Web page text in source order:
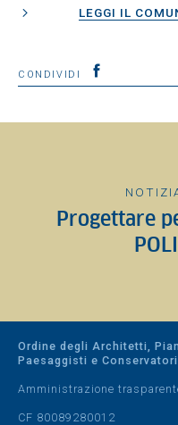
LEGGI IL
CONDIVIDI
Progettare
Ordine degli Architetti,
Paesaggisti e
Amministrazione
CF 80089280012